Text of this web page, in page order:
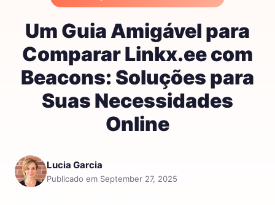
Um Guia Amigável para
Comparar Linkx.ee com
Beacons: Soluções para
Suas Necessidades
Online
Lucia Garcia
Publicado em September 27, 2025